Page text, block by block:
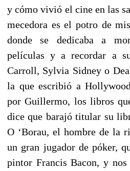
y cómo vivió el cine en las
mecedora es el potro de
donde se dedicaba a
películas y a recordar a
Carroll, Sylvia Sidney o
la que escribió a
por Guillermo, los libros
dice que barajó titular su
O ‘Borau, el hombre de la
un gran jugador de póker,
pintor Francis Bacon, y